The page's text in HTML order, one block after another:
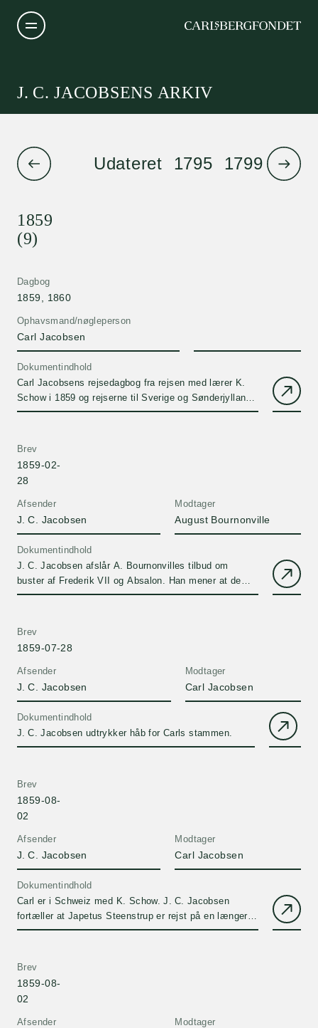
J. C. JACOBSENS ARKIV
Udateret 1795 1799 1801
1859
(9)
Ophavsmand/nøgleperson
Carl Jacobsen
Dagbog
1859, 1860
Dokumentindhold
Carl Jacobsens rejsedagbog fra rejsen med lærer K.
Schow i 1859 og rejserne til Sverige og Sønderjylland i
1860. Bogen har en formanende indledning af J. C.
Afsender
J. C. Jacobsen
Brev
1859-02-
28
Modtager
August Bournonville
Dokumentindhold
J. C. Jacobsen afslår A. Bournonvilles tilbud om
buster af Frederik VII og Absalon. Han mener at de
skal tilbydes Københavns Rådhus.
Afsender
J. C. Jacobsen
Brev
1859-07-28
Modtager
Carl Jacobsen
Dokumentindhold
J. C. Jacobsen udtrykker håb for Carls stammen.
Afsender
J. C. Jacobsen
Brev
1859-08-
02
Modtager
Carl Jacobsen
Dokumentindhold
Carl er i Schweiz med K. Schow. J. C. Jacobsen
fortæller at Japetus Steenstrup er rejst på en længere
Europarejse. Igen udtrykker J. C. Jacobsen sin
hovedformålet med hans rejse er at kurere denne
Afsender
Brev
1859-08-
02
Modtager